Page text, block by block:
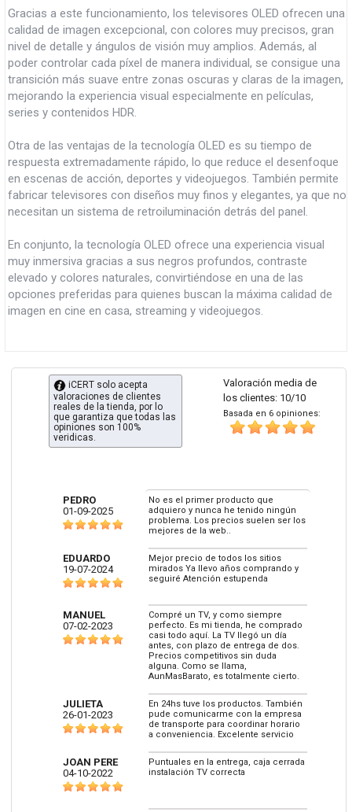
Gracias a este funcionamiento, los televisores OLED ofrecen una
calidad de imagen excepcional, con colores muy precisos, gran
nivel de detalle y ángulos de visión muy amplios. Además, al
poder controlar cada píxel de manera individual, se consigue una
transición más suave entre zonas oscuras y claras de la imagen,
mejorando la experiencia visual especialmente en películas,
series y contenidos HDR.
Otra de las ventajas de la tecnología OLED es su tiempo de
respuesta extremadamente rápido, lo que reduce el desenfoque
en escenas de acción, deportes y videojuegos. También permite
fabricar televisores con diseños muy finos y elegantes, ya que no
necesitan un sistema de retroiluminación detrás del panel.
En conjunto, la tecnología OLED ofrece una experiencia visual
muy inmersiva gracias a sus negros profundos, contraste
elevado y colores naturales, convirtiéndose en una de las
opciones preferidas para quienes buscan la máxima calidad de
imagen en cine en casa, streaming y videojuegos.
Valoración media de
los clientes: 10/10
Basada en 6 opiniones:
iCERT solo acepta
valoraciones de clientes
reales de la tienda, por lo
que garantiza que todas las
opiniones son 100%
veridicas.
PEDRO
01-09-2025
No es el primer producto que
adquiero y nunca he tenido ningún
problema. Los precios suelen ser los
mejores de la web..
EDUARDO
19-07-2024
Mejor precio de todos los sitios
mirados Ya llevo años comprando y
seguiré Atención estupenda
MANUEL
07-02-2023
Compré un TV, y como siempre
perfecto. Es mi tienda, he comprado
casi todo aquí. La TV llegó un día
antes, con plazo de entrega de dos.
Precios competitivos sin duda
alguna. Como se llama,
AunMasBarato, es totalmente cierto.
JULIETA
26-01-2023
En 24hs tuve los productos. También
pude comunicarme con la empresa
de transporte para coordinar horario
a conveniencia. Excelente servicio
JOAN PERE
04-10-2022
Puntuales en la entrega, caja cerrada
instalación TV correcta